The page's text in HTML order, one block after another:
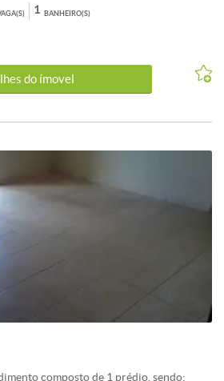
e com sala, cozinha, 01 banho
valor,sendo um residencial e outro
13-10-2020
BANHEIRO(S)
1
do ímovel
composto de 1 prédio, sendo: